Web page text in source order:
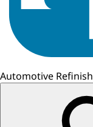
Automotive Refinish